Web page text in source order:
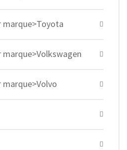
marque>Toyota